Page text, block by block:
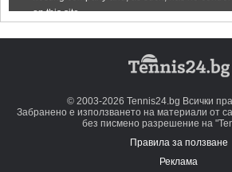
© 2003-2026 Tennis24.bg Всички
Забранено е използването на материали от
без писмено разрешение на
Правила за ползване
Реклама